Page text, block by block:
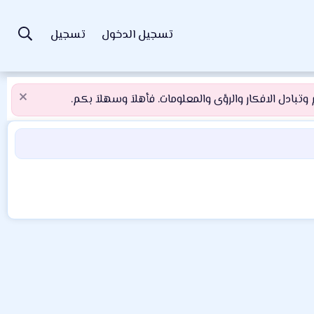
تسجيل الدخول تسجيل
الافكار والرؤى والمعلومات. فأهلاَ وسهلاَ بكم.